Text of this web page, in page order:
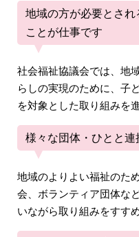
地域の方が必要とさ
ことが仕事です
社会福祉協議会では、地
らしの実現のために、子
を対象とした取り組みを
様々な団体・ひとと連
地域のよりよい福祉のた
会、ボランティア団体な
いながら取り組みをすす